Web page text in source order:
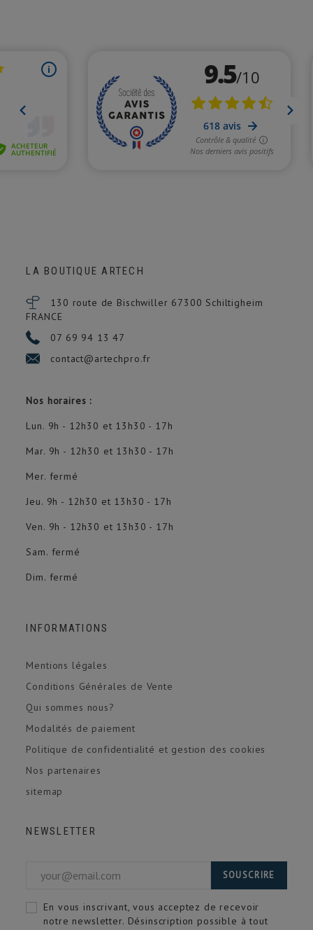
LA BOUTIQUE ARTECH
130 route de Bischwiller 67300 Schiltigheim
FRANCE
07 69 94 13 47
contact@artechpro.fr
Nos horaires :
Lun. 9h - 12h30 et 13h30 - 17h
Mar. 9h - 12h30 et 13h30 - 17h
Mer. fermé
Jeu. 9h - 12h30 et 13h30 - 17h
Ven. 9h - 12h30 et 13h30 - 17h
Sam. fermé
Dim. fermé
INFORMATIONS
Mentions légales
Conditions Générales de Vente
Qui sommes nous?
Modalités de paiement
Politique de confidentialité et gestion des cookies
Nos partenaires
sitemap
NEWSLETTER
SOUSCRIRE
En vous inscrivant, vous acceptez de recevoir
notre newsletter. Désinscription possible à tout